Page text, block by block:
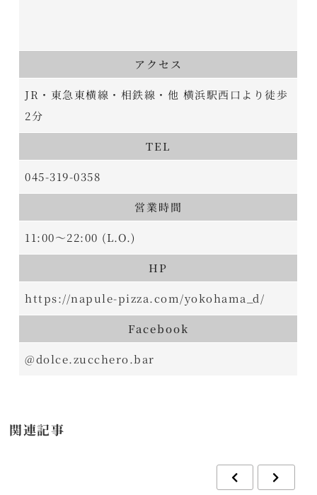
アクセス
JR・東急東横線・相鉄線・他 横浜駅西口より徒歩
2分
TEL
045-319-0358
営業時間
11:00～22:00 (L.O.)
HP
https://napule-pizza.com/yokohama_d/
Facebook
@dolce.zucchero.bar
関連記事